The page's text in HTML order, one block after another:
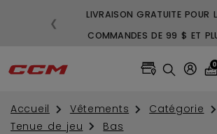
LIVRAISON GRATUITE POUR LES
COMMANDES DE 99 $ ET PLUS
❮
0
Accueil Vêtements
Catégorie
Tenue de jeu
Bas